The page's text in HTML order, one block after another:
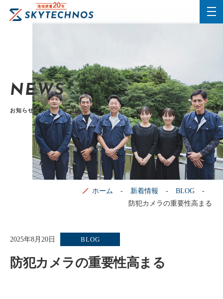
NEWS
お知らせ
ホーム 新着情報
BLOG
防犯カメラの重要性高まる
2025年8月20日 BLOG
防犯カメラの重要性高まる